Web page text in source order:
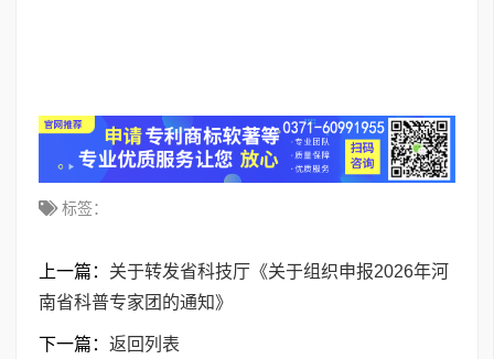
标签：
上一篇： 关于转发省科技厅《关于组织申报2026年河
南省科普专家团的通知》
下一篇： 返回列表